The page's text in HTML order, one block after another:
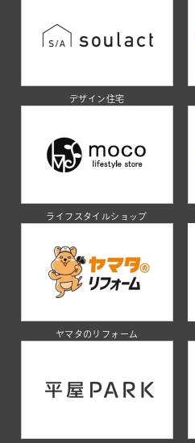
デザイン住宅
ライフスタイルショップ
ヤマタのリフォーム